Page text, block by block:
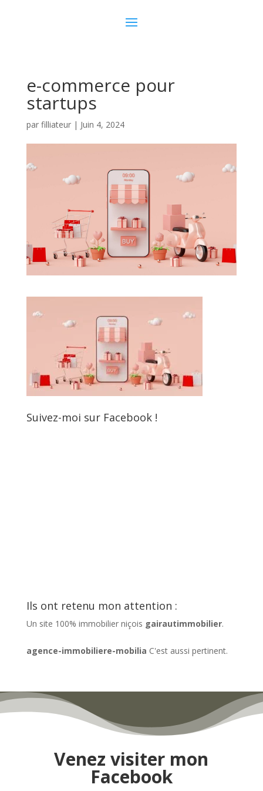
e-commerce pour
startups
par filliateur| Juin 4, 2024
Suivez-moi sur Facebook !
Ils ont retenu mon attention :
Un site 100% immobilier niçois gairautimmobilier.
agence-immobiliere-mobilia C'est aussi pertinent.
Venez visiter mon
Facebook